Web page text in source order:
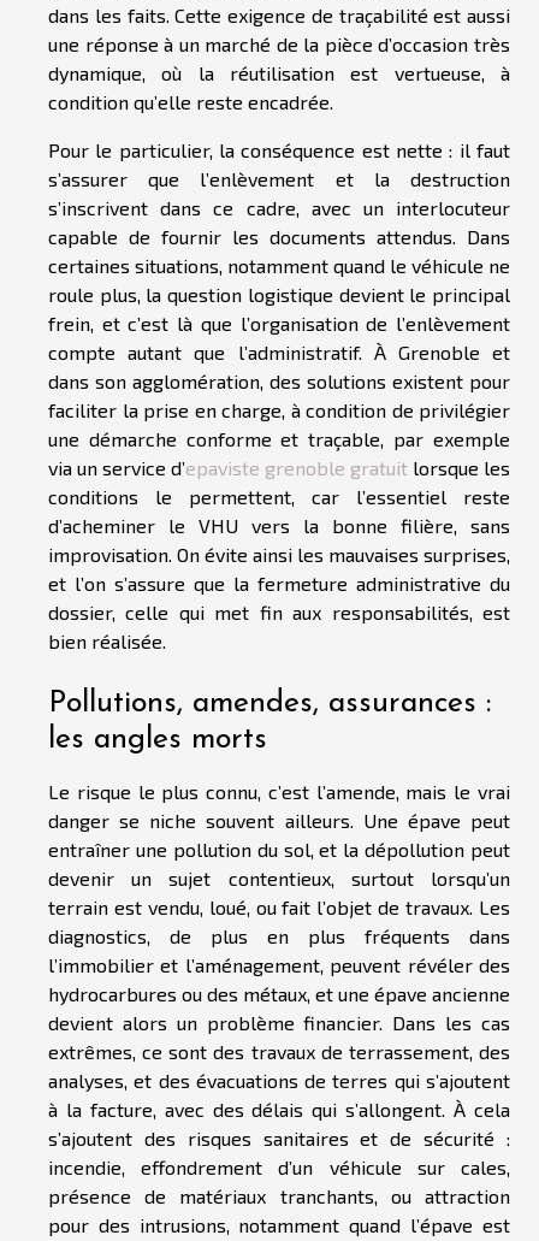
dans les faits. Cette exigence de traçabilité est aussi
une réponse à un marché de la pièce d’occasion très
dynamique, où la réutilisation est vertueuse, à
condition qu’elle reste encadrée.
Pour le particulier, la conséquence est nette : il faut
s’assurer que l’enlèvement et la destruction
s’inscrivent dans ce cadre, avec un interlocuteur
capable de fournir les documents attendus. Dans
certaines situations, notamment quand le véhicule ne
roule plus, la question logistique devient le principal
frein, et c’est là que l’organisation de l’enlèvement
compte autant que l’administratif. À Grenoble et
dans son agglomération, des solutions existent pour
faciliter la prise en charge, à condition de privilégier
une démarche conforme et traçable, par exemple
via un service d’epaviste grenoble gratuit lorsque les
conditions le permettent, car l’essentiel reste
d’acheminer le VHU vers la bonne filière, sans
improvisation. On évite ainsi les mauvaises surprises,
et l’on s’assure que la fermeture administrative du
dossier, celle qui met fin aux responsabilités, est
bien réalisée.
Pollutions, amendes, assurances :
les angles morts
Le risque le plus connu, c’est l’amende, mais le vrai
danger se niche souvent ailleurs. Une épave peut
entraîner une pollution du sol, et la dépollution peut
devenir un sujet contentieux, surtout lorsqu’un
terrain est vendu, loué, ou fait l’objet de travaux. Les
diagnostics, de plus en plus fréquents dans
l’immobilier et l’aménagement, peuvent révéler des
hydrocarbures ou des métaux, et une épave ancienne
devient alors un problème financier. Dans les cas
extrêmes, ce sont des travaux de terrassement, des
analyses, et des évacuations de terres qui s’ajoutent
à la facture, avec des délais qui s’allongent. À cela
s’ajoutent des risques sanitaires et de sécurité :
incendie, effondrement d’un véhicule sur cales,
présence de matériaux tranchants, ou attraction
pour des intrusions, notamment quand l’épave est